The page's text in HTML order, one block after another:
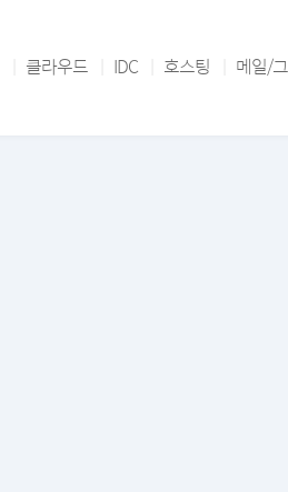
클라우드 IDC 호스팅 메일/